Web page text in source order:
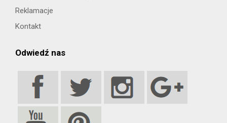
Reklamacje
Kontakt
Odwiedź nas